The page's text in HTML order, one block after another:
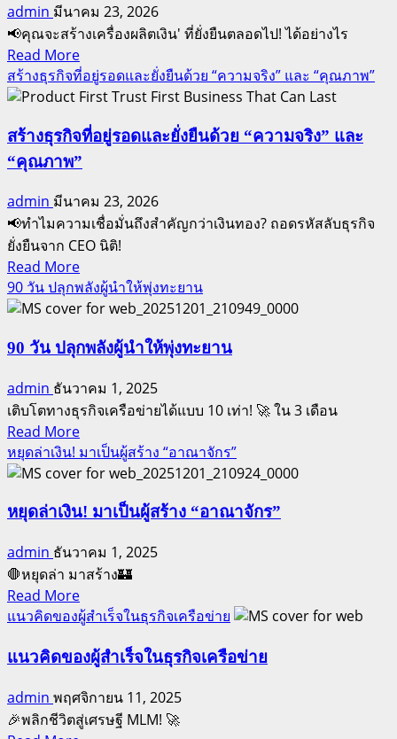
นี้
รส
ปอน
เซอร์:
จาก
การ
เชิญ
ชวน
สู่
สร้าง
ผู้นำ
โลก
admin มีนาคม 23, 2026
📢คุณจะสร้างเครื่องผลิตเงิน' ที่ยั่งยืนตลอดไป! ได้อย่างไร
Read MoreRead
more
about
เป็น
นัก
เงิน
ตรา
หรือ
นัก
สร้าง
ทรัพย์สิน
สร้างธุรกิจที่อยู่รอดและยั่งยืนด้วย “ความจริง” และ “คุณภาพ”
สร้างธุรกิจที่อยู่รอดและยั่งยืนด้วย “ความจริง” และ
“คุณภาพ”
admin มีนาคม 23, 2026
📢ทำไมความเชื่อมั่นถึงสำคัญกว่าเงินทอง? ถอดรหัสลับธุรกิจ
ยั่งยืนจาก CEO นิติ!
Read MoreRead
more
about
ธุรกิจ
อยู่
รอด
และ
ยั่งยืน
ด้วย
“ความ
จริง”
และ
“คุณภาพ”
90 วัน ปลุกพลังผู้นำให้พุ่งทะยาน
90 วัน ปลุกพลังผู้นำให้พุ่งทะยาน
admin ธันวาคม 1, 2025
เติบโตทางธุรกิจเครือข่ายได้แบบ 10 เท่า! 🚀 ใน 3 เดือน
Read MoreRead
more
about
วัน
พลัง
ผู้นำ
ให้
พุ่ง
หยุดล่าเงิน! มาเป็นผู้สร้าง “อาณาจักร”
หยุดล่าเงิน! มาเป็นผู้สร้าง “อาณาจักร”
admin ธันวาคม 1, 2025
🛑หยุดล่า มาสร้าง🏰
Read MoreRead
more
หยุด
เงิน!
มา
แนวคิดของผู้สำเร็จในธุรกิจเครือข่าย
แนวคิดของผู้สำเร็จในธุรกิจเครือข่าย
admin พฤศจิกายน 11, 2025
🎉พลิกชีวิตสู่เศรษฐี MLM! 🚀